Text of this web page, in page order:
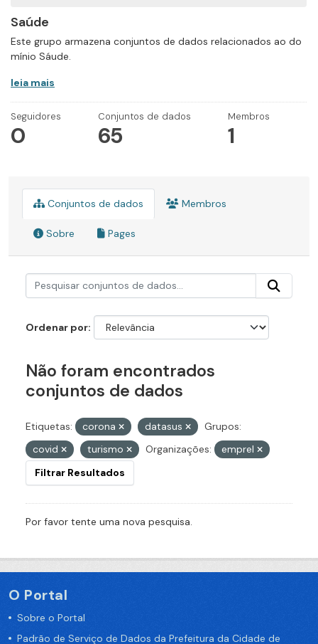
Saúde
Este grupo armazena conjuntos de dados relacionados ao do
mínio Sáude.
leia mais
Seguidores
0
Conjuntos de dados
65
Membros
1
Conjuntos de dados Membros
Sobre Pages
Ordenar por
Não foram encontrados
conjuntos de dados
Etiquetas: corona datasus
Grupos:
covid
turismo Organizações:
emprel
Filtrar Resultados
Por favor tente uma nova pesquisa.
O Portal
Sobre o Portal
Padrão de Serviço de Dados da Prefeitura da Cidade de